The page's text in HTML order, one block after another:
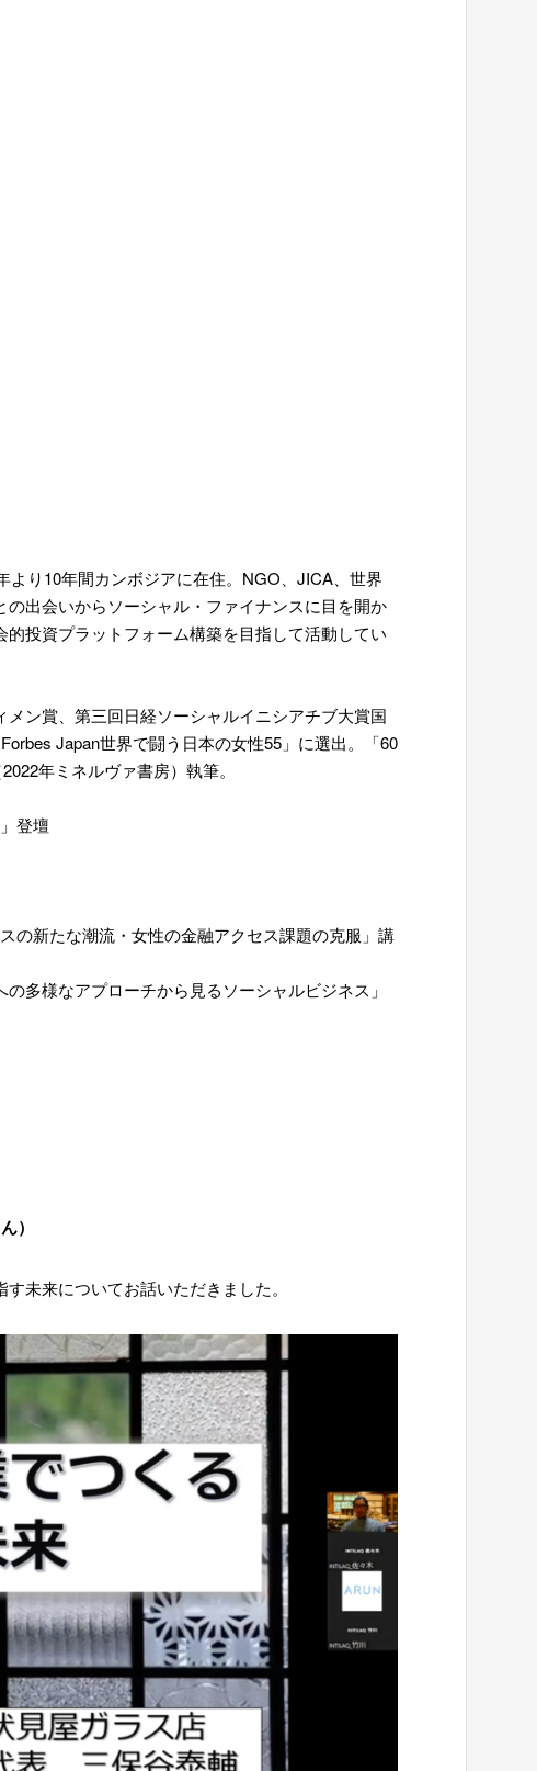
り10年間カンボジアに在住。NGO、JICA、世界
出会いからソーシャル・ファイナンスに目を開か
投資プラットフォーム構築を目指して活動してい
ン賞、第三回日経ソーシャルイニシアチブ大賞国
Japan世界で闘う日本の女性55」に選出。「60
年ミネルヴァ書房）執筆。
登壇
の新たな潮流・女性の金融アクセス課題の克服」講
多様なアプローチから見るソーシャルビジネス」
）
未来についてお話いただきました。